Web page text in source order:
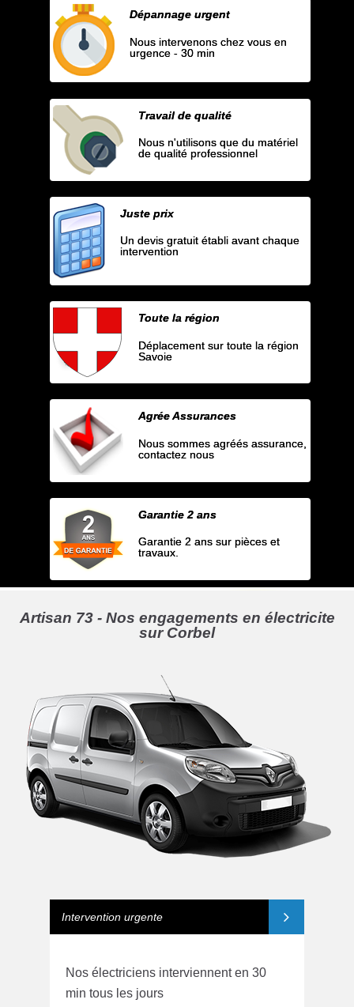
Dépannage urgent
Nous intervenons chez vous en
urgence - 30 min
Travail de qualité
Nous n'utilisons que du matériel
de qualité professionnel
Juste prix
Un devis gratuit établi avant chaque
intervention
Toute la région
Déplacement sur toute la région
Savoie
Agrée Assurances
Nous sommes agréés assurance,
contactez nous
Garantie 2 ans
Garantie 2 ans sur pièces et
travaux.
Artisan 73 - Nos engagements en électricite
sur Corbel
Intervention urgente
Nos électriciens interviennent en 30
min tous les jours